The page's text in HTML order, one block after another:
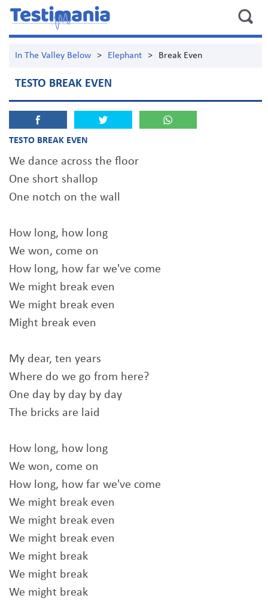
In The Valley Below > Elephant > Break Even
TESTO BREAK EVEN
TESTO BREAK EVEN
We dance across the floor
One short shallop
One notch on the wall
How long, how long
We won, come on
How long, how far we've come
We might break even
We might break even
Might break even
My dear, ten years
Where do we go from here?
One day by day by day
The bricks are laid
How long, how long
We won, come on
How long, how far we've come
We might break even
We might break even
We might break even
We might break
We might break
We might break